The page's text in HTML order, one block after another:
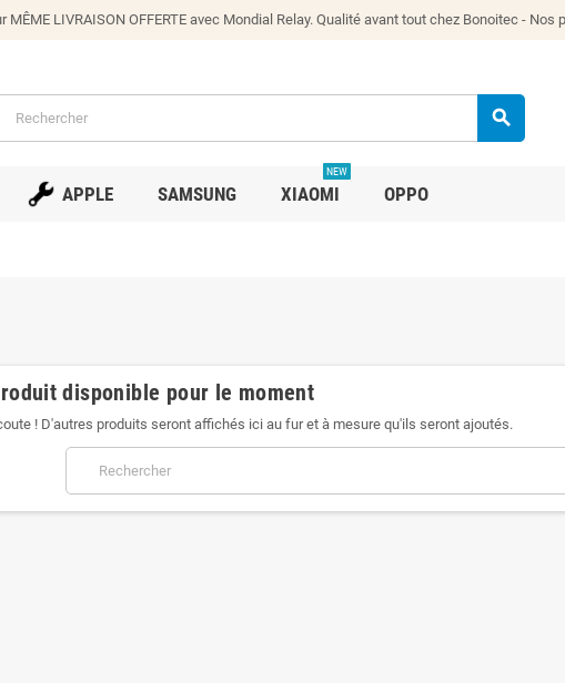
LIVRAISON OFFERTE avec Mondial Relay. Qualité avant tout chez Bonoitec -
search
APPLE SAMSUNG XIAOMI
NEW
OPPO
disponible pour le moment
! D'autres produits seront affichés ici au fur et à mesure qu'ils seront ajoutés.